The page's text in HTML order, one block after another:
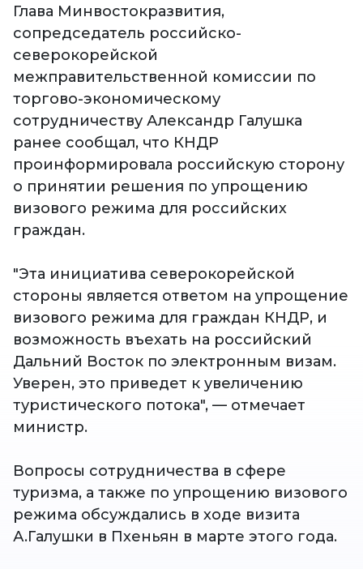
Глава Минвостокразвития,
сопредседатель российско-
северокорейской
межправительственной комиссии по
торгово-экономическому
сотрудничеству Александр Галушка
ранее сообщал, что КНДР
проинформировала российскую сторону
о принятии решения по упрощению
визового режима для российских
граждан.
"Эта инициатива северокорейской
стороны является ответом на упрощение
визового режима для граждан КНДР, и
возможность въехать на российский
Дальний Восток по электронным визам.
Уверен, это приведет к увеличению
туристического потока", — отмечает
министр.
Вопросы сотрудничества в сфере
туризма, а также по упрощению визового
режима обсуждались в ходе визита
А.Галушки в Пхеньян в марте этого года.